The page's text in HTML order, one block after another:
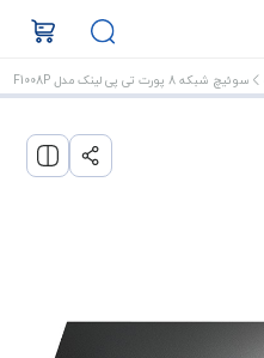
سوئیچ شبکه 8 پورت تی پی لینک مدل TL-SF1008P